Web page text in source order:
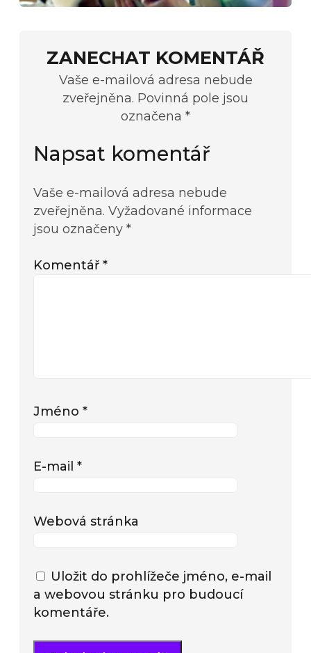
ZANECHAT KOMENTÁŘ
Vaše e-mailová adresa nebude
zveřejněna. Povinná pole jsou
označena *
Napsat komentář
Vaše e-mailová adresa nebude
zveřejněna. Vyžadované informace
jsou označeny *
Komentář *
Jméno *
E-mail *
Webová stránka
Uložit do prohlížeče jméno, e-mail
a webovou stránku pro budoucí
komentáře.